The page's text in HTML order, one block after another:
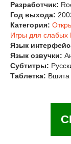
Разработчик:
Год выхода:
Категория:
Игры для слабых
Язык
Язык озвучки:
Субтитры:
Таблетка: Вшита